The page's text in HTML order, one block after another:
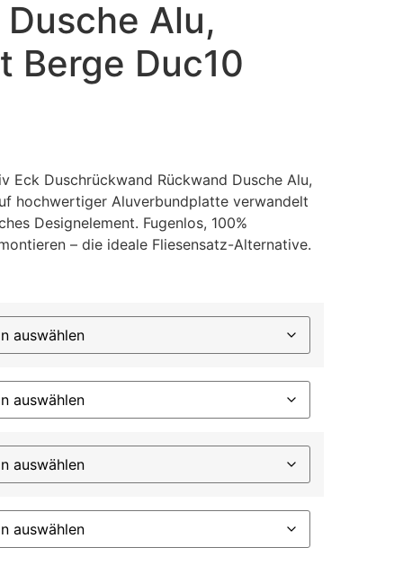
Alu,
Berge Duc10
Eck Duschrückwand Rückwand Dusche Alu,
hochwertiger Aluverbundplatte verwandelt
Designelement. Fugenlos, 100%
– die ideale Fliesensatz-Alternative.